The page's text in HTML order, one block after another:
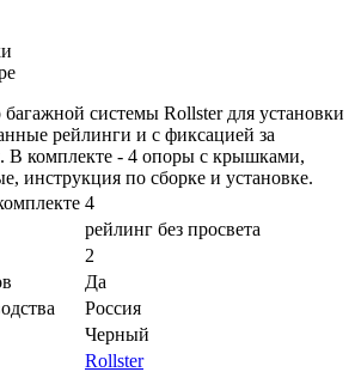
системы Rollster для установки
рейлинги и с фиксацией за
В комплекте - 4 опоры с крышками,
инструкция по сборке и установке.
4
рейлинг без просвета
2
Да
Россия
Черный
Rollster